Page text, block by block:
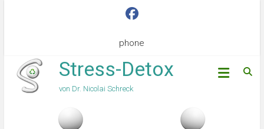
phone
Stress-Detox
von Dr. Nicolai Schreck